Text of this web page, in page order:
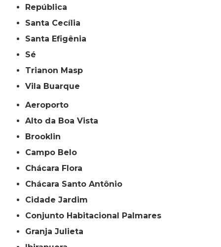
República
Santa Cecília
Santa Efigênia
Sé
Trianon Masp
Vila Buarque
Aeroporto
Alto da Boa Vista
Brooklin
Campo Belo
Chácara Flora
Chácara Santo Antônio
Cidade Jardim
Conjunto Habitacional Palmares
Granja Julieta